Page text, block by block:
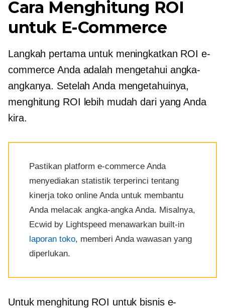
Cara Menghitung ROI
untuk E-Commerce
Langkah pertama untuk meningkatkan ROI e-
commerce Anda adalah mengetahui angka-
angkanya. Setelah Anda mengetahuinya,
menghitung ROI lebih mudah dari yang Anda
kira.
Pastikan platform e-commerce Anda
menyediakan statistik terperinci tentang
kinerja toko online Anda untuk membantu
Anda melacak angka-angka Anda. Misalnya,
Ecwid by Lightspeed menawarkan built-in
laporan toko, memberi Anda wawasan yang
diperlukan.
Untuk menghitung ROI untuk bisnis e-